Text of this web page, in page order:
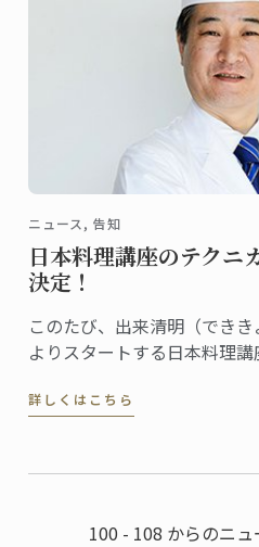
ニュース, 告知
日本料理講座のテクニ
決定！
このたび、出来清明（でき
よりスタートする日本料理
詳しくはこちら
100 - 108 からのニ